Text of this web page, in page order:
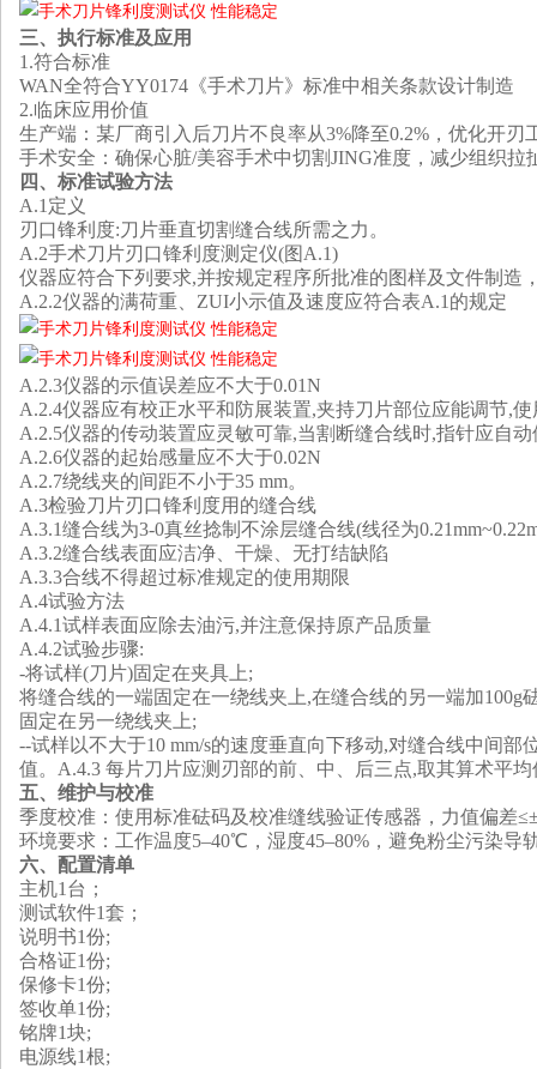
‌三、 执行标准及应用
1.符合标准
WAN全符合YY0174《手术刀片》标准中相关条款设计制造‌
2.临床应用价值‌
生产端‌：某厂商引入后刀片不良率从3%降至0.2%，优化开刃
‌手术安全‌：确保心脏/美容手术中切割JING准度，减少组织拉
四、 标准试验方法
A.1定义
刃口锋利度:刀片垂直切割缝合线所需之力。
A.2手术刀片刃口锋利度测定仪(图A.1)
仪器应符合下列要求,并按规定程序所批准的图样及文件制造
A.2.2仪器的满荷重、ZUI小示值及速度应符合表A.1的规定
A.2.3仪器的示值误差应不大于0.01N
A.2.4仪器应有校正水平和防展装置,夹持刀片部位应能调节,
A.2.5仪器的传动装置应灵敏可靠,当割断缝合线时,指针应自动
A.2.6仪器的起始感量应不大于0.02N
A.2.7绕线夹的间距不小于35 mm。
A.3检验刀片刃口锋利度用的缝合线
A.3.1缝合线为3-0真丝捻制不涂层缝合线(线径为
A.3.2缝合线表面应洁净、干燥、无打结缺陷
A.3.3合线不得超过标准规定的使用期限
A.4试验方法
A.4.1试样表面应除去油污,并注意保持原产品质量
A.4.2试验步骤:
-将试样(刀片)固定在夹具上;
将缝合线的一端固定在一绕线夹上,在缝合线的另一端加100g
固定在另一绕线夹上;
--试样以不大于10 mm/s的速度垂直向下移动,对缝合线中间
值。A.4.3 每片刀片应测刃部的前、中、后三点,取其算术平均
五、维护与校准‌
季度校准‌：使用标准砝码及校准缝线验证传感器，力值偏差
环境要求‌：工作温度5–40℃，湿度45–80%，避免粉尘污染导
六、配置清单
主机1台；
测试软件1套；
说明书1份;
合格证1份;
保修卡1份;
签收单1份;
铭牌1块;
电源线1根;